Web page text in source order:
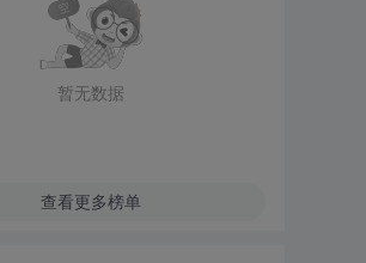
暂无数据
查看更多榜单